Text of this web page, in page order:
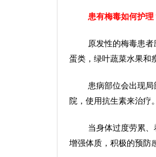
患有梅毒如何护理
原发性的梅毒患
蛋类，绿叶蔬菜水果和
患病部位会出现
院，使用抗生素来治疗。
当身体过度劳累
增强体质，积极的预防